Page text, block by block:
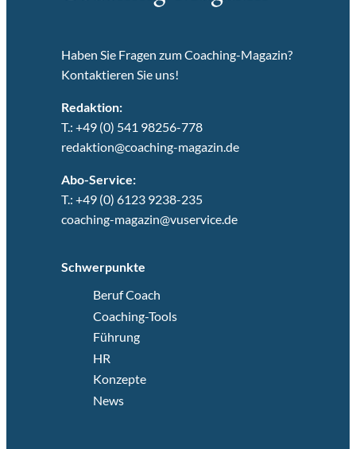
Haben Sie Fragen zum Coaching-Magazin?
Kontaktieren Sie uns!
Redaktion:
T.: +49 (0) 541 98256-778
redaktion@coaching-magazin.de
Abo-Service:
T.: +49 (0) 6123 9238-235
coaching-magazin@vuservice.de
Schwerpunkte
Beruf Coach
Coaching-Tools
Führung
HR
Konzepte
News